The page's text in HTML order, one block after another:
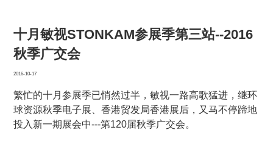
十月敏视STONKAM参展季第三站--2016
秋季广交会
2016-10-17
繁忙的十月参展季已悄然过半，敏视一路高歌猛进，继环
球资源秋季电子展、香港贸发局香港展后，又马不停蹄地
投入新一期展会中---第120届秋季广交会。